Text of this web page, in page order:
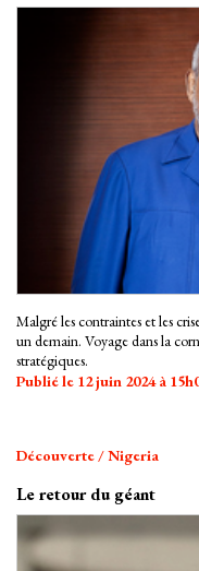
Malgré les contraintes et les
un demain. Voyage dans la
stratégiques.
Publié le 12 juin 2024 à
Découverte / Nigeria
Le retour du géant